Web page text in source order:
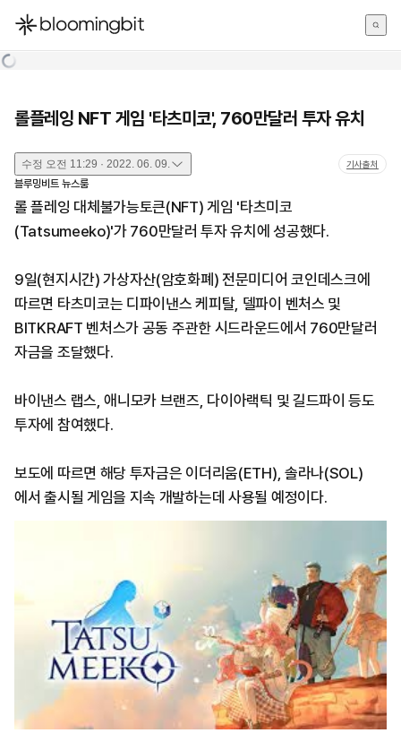
한국어
롤플레잉 NFT 게임 '타츠미코', 760만달러 투자 유치
수정 오전 11:29 · 2022. 06. 09. 기사출처
블루밍비트 뉴스룸
롤 플레잉 대체불가능토큰(NFT) 게임 '타츠미코
(Tatsumeeko)'가 760만달러 투자 유치에 성공했다.
9일(현지시간) 가상자산(암호화폐) 전문미디어 코인데스크에
따르면 타츠미코는 디파이낸스 케피탈, 델파이 벤처스 및
BITKRAFT 벤처스가 공동 주관한 시드라운드에서 760만달러
자금을 조달했다.
바이낸스 랩스, 애니모카 브랜즈, 다이아랙틱 및 길드파이 등도
투자에 참여했다.
보도에 따르면 해당 투자금은 이더리움(ETH), 솔라나(SOL)
에서 출시될 게임을 지속 개발하는데 사용될 예정이다.